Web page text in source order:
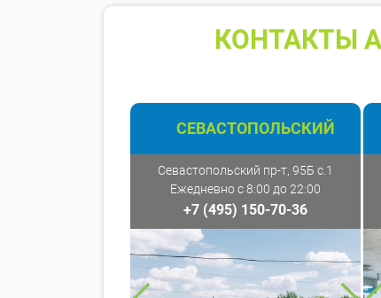
КОНТАКТЫ
СЕВАСТОПОЛЬСКИЙ
Севастопольский пр-т, 95Б с.1
Ежедневно с 8:00 до 22:00
+7 (495) 150-70-36